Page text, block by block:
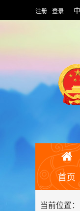
注册 | 登录
首页
当前位置：